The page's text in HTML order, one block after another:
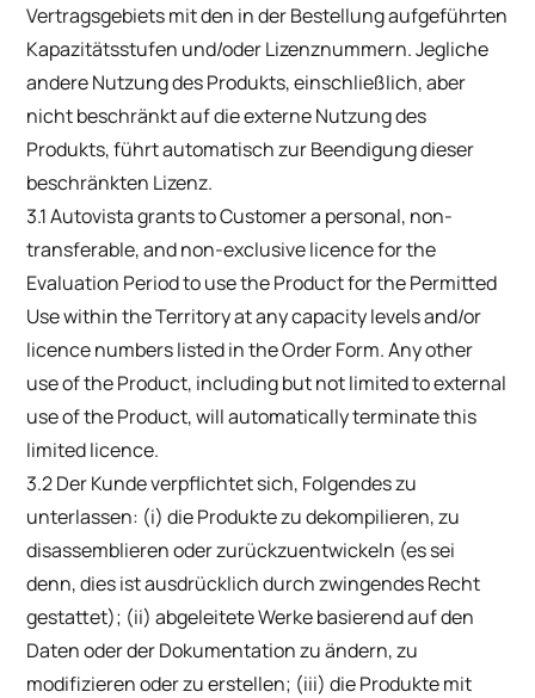
Vertragsgebiets mit den in der Bestellung aufgeführten
Kapazitätsstufen und/oder Lizenznummern. Jegliche
andere Nutzung des Produkts, einschließlich, aber
nicht beschränkt auf die externe Nutzung des
Produkts, führt automatisch zur Beendigung dieser
beschränkten Lizenz.
3.1 Autovista grants to Customer a personal, non-
transferable, and non-exclusive licence for the
Evaluation Period to use the Product for the Permitted
Use within the Territory at any capacity levels and/or
licence numbers listed in the Order Form. Any other
use of the Product, including but not limited to external
use of the Product, will automatically terminate this
limited licence.
3.2 Der Kunde verpflichtet sich, Folgendes zu
unterlassen: (i) die Produkte zu dekompilieren, zu
disassemblieren oder zurückzuentwickeln (es sei
denn, dies ist ausdrücklich durch zwingendes Recht
gestattet); (ii) abgeleitete Werke basierend auf den
Daten oder der Dokumentation zu ändern, zu
modifizieren oder zu erstellen; (iii) die Produkte mit